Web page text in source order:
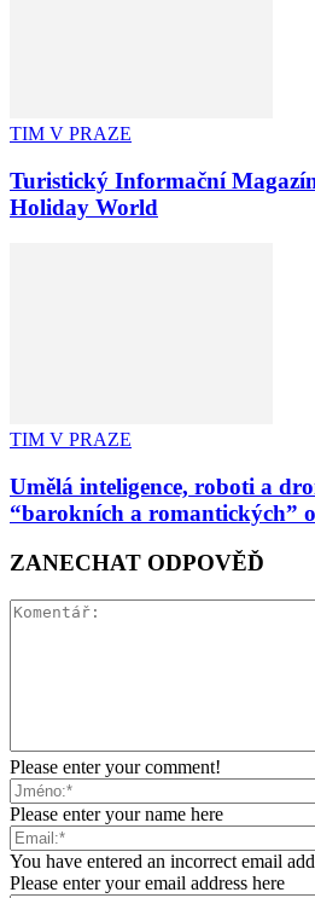
TIM V PRAZE
Turistický Informační
Holiday World
TIM V PRAZE
Umělá inteligence, roboti a
“barokních a romantických”
ZANECHAT ODPOVĚĎ
Please enter your comment!
Please enter your name here
You have entered an incorrect email
Please enter your email address here